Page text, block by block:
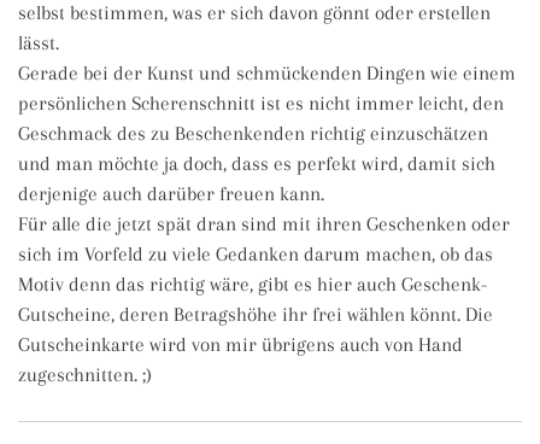
selbst bestimmen, was er sich davon gönnt oder erstellen
lässt.
Gerade bei der Kunst und schmückenden Dingen wie einem
persönlichen Scherenschnitt ist es nicht immer leicht, den
Geschmack des zu Beschenkenden richtig einzuschätzen
und man möchte ja doch, dass es perfekt wird, damit sich
derjenige auch darüber freuen kann.
Für alle die jetzt spät dran sind mit ihren Geschenken oder
sich im Vorfeld zu viele Gedanken darum machen, ob das
Motiv denn das richtig wäre, gibt es hier auch Geschenk-
Gutscheine, deren Betragshöhe ihr frei wählen könnt. Die
Gutscheinkarte wird von mir übrigens auch von Hand
zugeschnitten. ;)